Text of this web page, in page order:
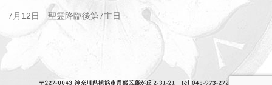
7月12日 聖霊降臨後第7主日